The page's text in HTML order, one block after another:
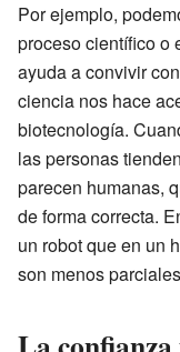
Por ejemplo,
proceso científico o
ayuda a convivir
ciencia nos hace
biotecnología.
las personas
parecen humanas,
de forma correcta.
un robot que en un
son menos